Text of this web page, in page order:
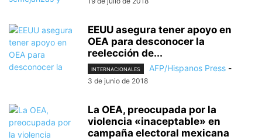
EEUU asegura tener apoyo en
OEA para desconocer la
reelección de...
INTERNACIONALES AFP/Hispanos Press -
3 de junio de 2018
La OEA, preocupada por la
violencia «inaceptable» en
campaña electoral mexicana